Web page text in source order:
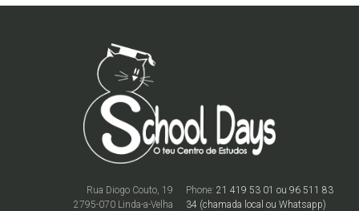
Phone:21 419 53 01 ou 96 511 83
34 (chamada local ou Whatsapp)
Rua Diogo Couto, 19
2795-070 Linda-a-Velha